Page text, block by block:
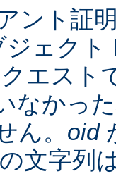
ント証
ェクト
エスト
なかっ
ん。 oid
文字列